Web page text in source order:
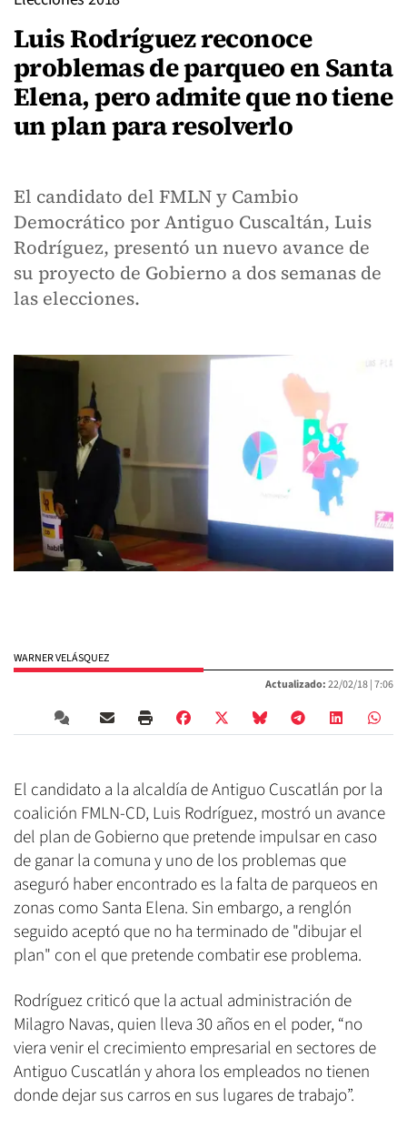
Luis Rodríguez reconoce
problemas de parqueo en Santa
Elena, pero admite que no tiene
un plan para resolverlo
El candidato del FMLN y Cambio
Democrático por Antiguo Cuscaltán, Luis
Rodríguez, presentó un nuevo avance de
su proyecto de Gobierno a dos semanas de
las elecciones.
WARNER VELÁSQUEZ
Actualizado:22/02/18 |7:06
El candidato a la alcaldía de Antiguo Cuscatlán por la
coalición FMLN-CD, Luis Rodríguez, mostró un avance
del plan de Gobierno que pretende impulsar en caso
de ganar la comuna y uno de los problemas que
aseguró haber encontrado es la falta de parqueos en
zonas como Santa Elena. Sin embargo, a renglón
seguido aceptó que no ha terminado de "dibujar el
plan" con el que pretende combatir ese problema.
Rodríguez criticó que la actual administración de
Milagro Navas, quien lleva 30 años en el poder, “no
viera venir el crecimiento empresarial en sectores de
Antiguo Cuscatlán y ahora los empleados no tienen
donde dejar sus carros en sus lugares de trabajo”.